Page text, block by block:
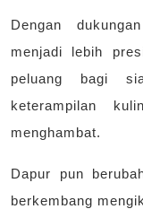
Dengan
menjadi lebih
peluang bagi
keterampilan
menghambat.
Dapur pun
berkembang